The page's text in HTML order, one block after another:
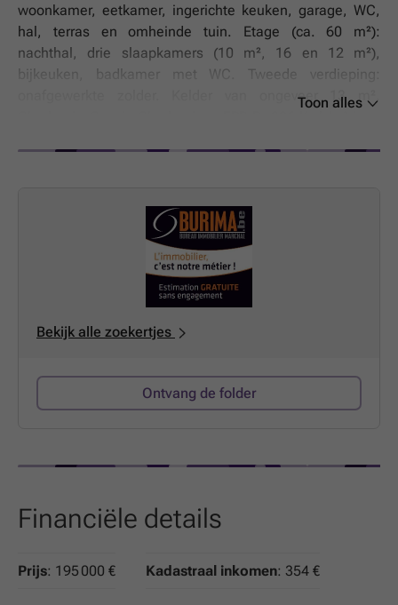
woonkamer, eetkamer, ingerichte keuken, garage, WC,
hal, terras en omheinde tuin. Etage (ca. 60 m²):
nachthal, drie slaapkamers (10 m², 16 en 12 m²),
bijkeuken, badkamer met WC. Tweede verdieping:
onafgewerkte zolder. Kelder van ongeveer 13 m².
Toon alles
Bekijk alle zoekertjes
Ontvang de folder
Financiële details
Prijs: 195 000 € Kadastraal inkomen: 354 €